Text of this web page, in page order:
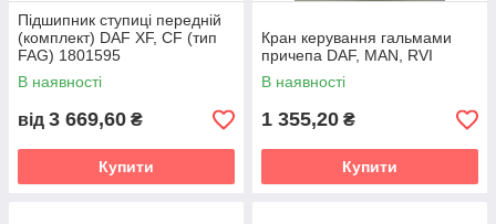
Підшипник ступиці передній
(комплект) DAF XF, CF (тип
FAG) 1801595
В наявності
від 3 669,60 ₴
Купити
Кран керування гальмами
причепа DAF, MAN, RVI
В наявності
1 355,20 ₴
Купити